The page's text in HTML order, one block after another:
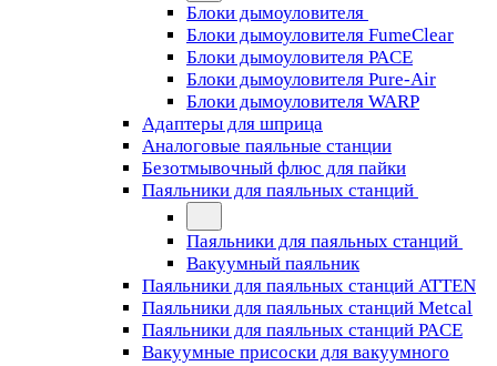
Блоки дымоуловителя
Блоки дымоуловителя FumeClear
Блоки дымоуловителя PACE
Блоки дымоуловителя Pure-Air
Блоки дымоуловителя WARP
Адаптеры для шприца
Аналоговые паяльные станции
Безотмывочный флюс для пайки
Паяльники для паяльных станций
Паяльники для паяльных станций
Вакуумный паяльник
Паяльники для паяльных станций ATTEN
Паяльники для паяльных станций Metcal
Паяльники для паяльных станций PACE
Вакуумные присоски для вакуумного